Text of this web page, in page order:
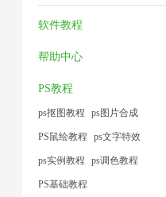
1
小
1
软件教程
帮助中心
PS教程
ps抠图教程 ps图片合成
PS鼠绘教程 ps文字特效
ps实例教程 ps调色教程
PS基础教程